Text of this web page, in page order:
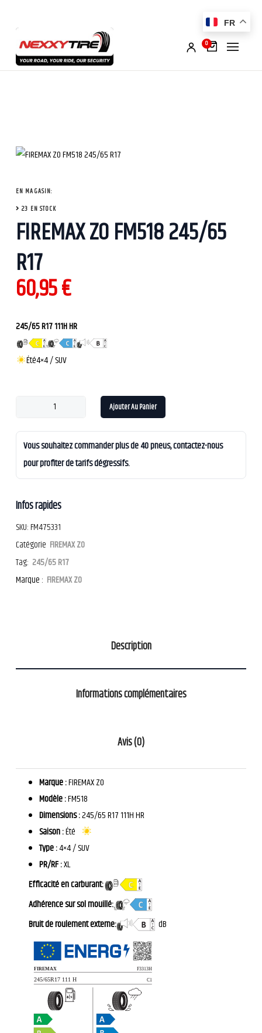
0
EN MAGASIN:
23 EN STOCK
FIREMAX ZO FM518 245/65
R17
60,95€
245/65 R17 111H HR
Été4×4 / SUV
Ajouter Au Panier
Vous souhaitez commander plus de 40 pneus, contactez-nous
pour profiter de tarifs dégressifs.
Infos rapides
SKU:FM475331
Catégorie FIREMAX ZO
Tag: 245/65 R17
Marque : FIREMAX ZO
Description
Informations complémentaires
Avis (0)
Marque :FIREMAX ZO
Modèle :FM518
Dimensions :245/65 R17 111H HR
Saison :Été
Type :4×4 / SUV
PR/RF :XL
Efficacité en carburant:
Adhérence sur sol mouillé:
Bruit de roulement externe:
dB
FR